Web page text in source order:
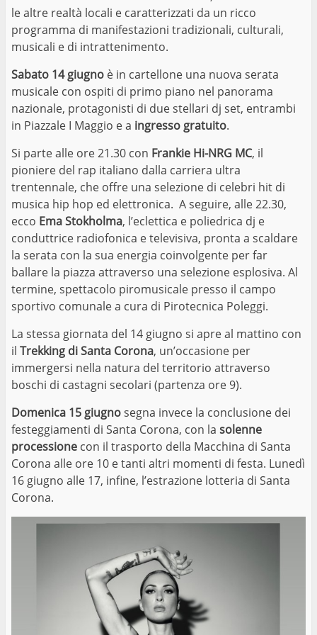
le altre realtà locali e caratterizzati da un ricco
programma di manifestazioni tradizionali, culturali,
musicali e di intrattenimento.
Sabato 14 giugno è in cartellone una nuova serata
musicale con ospiti di primo piano nel panorama
nazionale, protagonisti di due stellari dj set, entrambi
in Piazzale I Maggio e a ingresso gratuito.
Si parte alle ore 21.30 con Frankie Hi-NRG MC, il
pioniere del rap italiano dalla carriera ultra
trentennale, che offre una selezione di celebri hit di
musica hip hop ed elettronica. A seguire, alle 22.30,
ecco Ema Stokholma, l’eclettica e poliedrica dj e
conduttrice radiofonica e televisiva, pronta a scaldare
la serata con la sua energia coinvolgente per far
ballare la piazza attraverso una selezione esplosiva. Al
termine, spettacolo piromusicale presso il campo
sportivo comunale a cura di Pirotecnica Poleggi.
La stessa giornata del 14 giugno si apre al mattino con
il Trekking di Santa Corona, un’occasione per
immergersi nella natura del territorio attraverso
boschi di castagni secolari (partenza ore 9).
Domenica 15 giugnosegna invece la conclusione dei
festeggiamenti di Santa Corona, con la solenne
processione con il trasporto della Macchina di Santa
Corona alle ore 10 e tanti altri momenti di festa. Lunedì
16 giugno alle 17, infine, l’estrazione lotteria di Santa
Corona.